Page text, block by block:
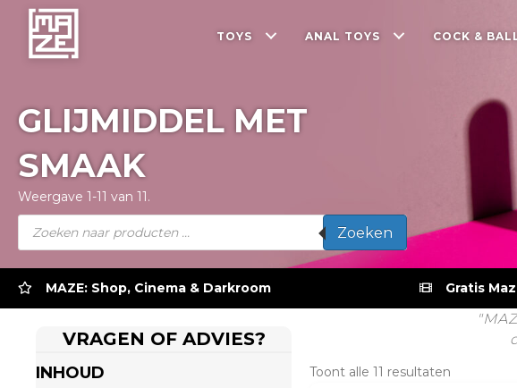
TOYS ANAL TOYS COCK &
GLIJMIDDEL MET
SMAAK
Weergave 1-11 van 11.
Producten
zoeken Zoeken
MAZE: Shop, Cinema & Darkroom Gratis
VRAGEN OF ADVIES?
INHOUD Toont alle 11 resultaten